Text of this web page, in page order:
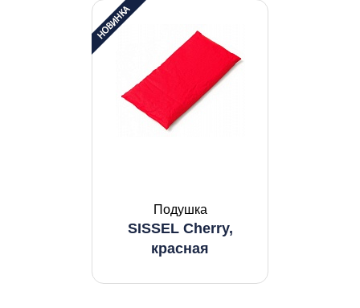
Подушка
SISSEL Cherry,
красная